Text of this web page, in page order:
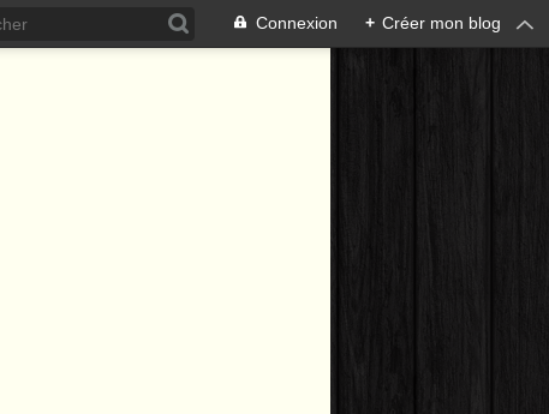
Connexion + Créer mon blog